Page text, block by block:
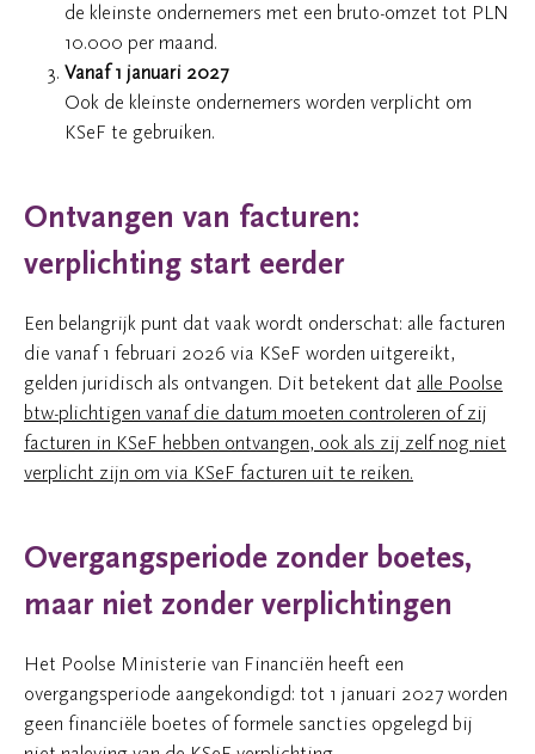
de kleinste ondernemers met een bruto-omzet tot PLN
10.000 per maand.
Vanaf 1 januari 2027
Ook de kleinste ondernemers worden verplicht om
KSeF te gebruiken.
Ontvangen van facturen:
verplichting start eerder
Een belangrijk punt dat vaak wordt onderschat: alle facturen
die vanaf 1 februari 2026 via KSeF worden uitgereikt,
gelden juridisch als ontvangen. Dit betekent dat alle Poolse
btw-plichtigen vanaf die datum moeten controleren of zij
facturen in KSeF hebben ontvangen, ook als zij zelf nog niet
verplicht zijn om via KSeF facturen uit te reiken.
Overgangsperiode zonder boetes,
maar niet zonder verplichtingen
Het Poolse Ministerie van Financiën heeft een
overgangsperiode aangekondigd: tot 1 januari 2027 worden
geen financiële boetes of formele sancties opgelegd bij